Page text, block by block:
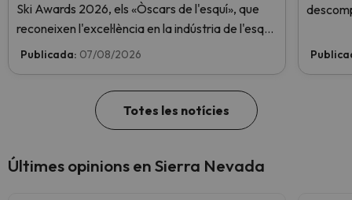
Ski Awards 2026, els «Òscars de l'esquí», que
reconeixen l'excel·lència en la indústria de l'esquí.
Vota ara i ajuda'ns a arribar al capdamunt!
Publicada: 07/08/2026
Totes les notícies
Últimes opinions en Sierra Nevada